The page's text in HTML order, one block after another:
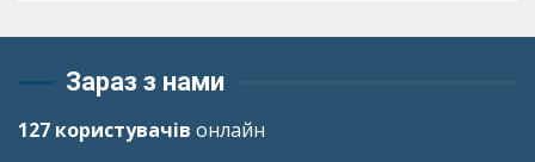
Зараз з нами
127 користувачів онлайн